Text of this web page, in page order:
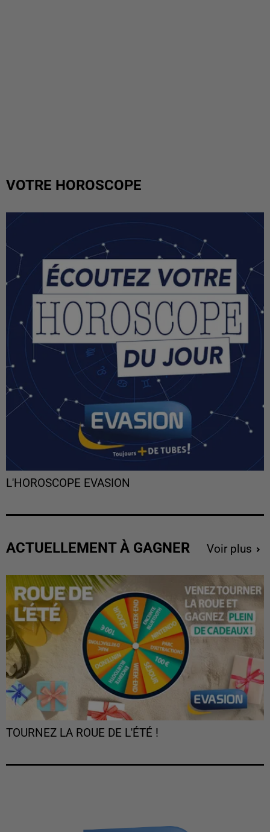
VOTRE HOROSCOPE
L'HOROSCOPE EVASION
ACTUELLEMENT À GAGNER Voir plus
TOURNEZ LA ROUE DE L'ÉTÉ !